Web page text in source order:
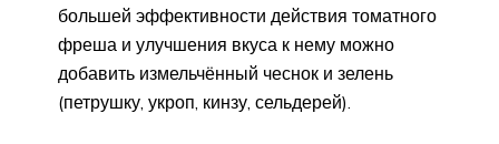
большей эффективности действия томатного
фреша и улучшения вкуса к нему можно
добавить измельчённый чеснок и зелень
(петрушку, укроп, кинзу, сельдерей).